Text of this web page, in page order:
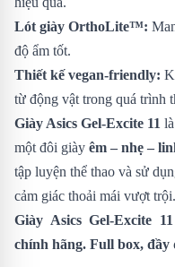
Lót giày OrthoLite™:
độ ẩm tốt.
Thiết kế vegan-friendly:
từ động vật trong quá trình
Giày Asics Gel-Excite 11
một đôi giày êm – nhẹ –
tập luyện thể thao và sử
cảm giác thoải mái vượt trội.
Giày Asics Gel-Excite 11
chính hãng. Full box, đầy